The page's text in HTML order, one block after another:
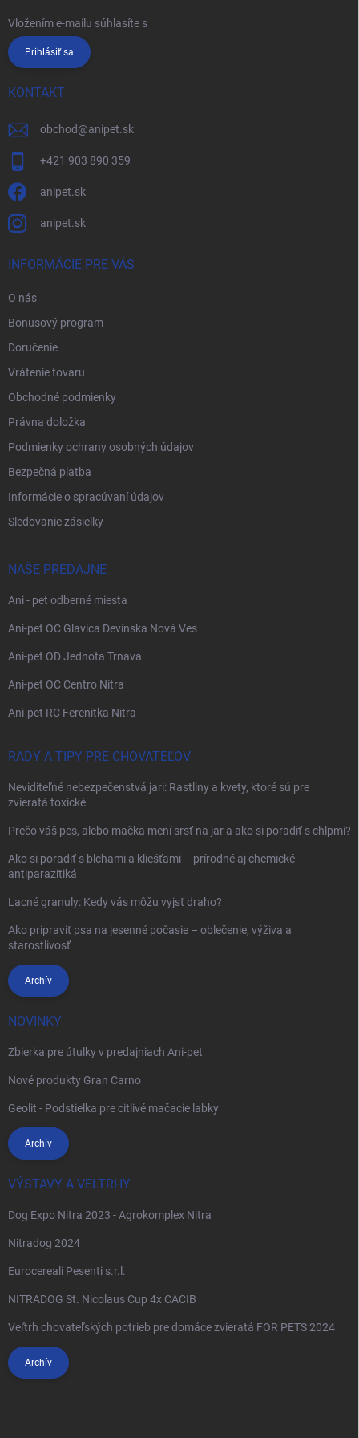
Vložením e-mailu súhlasíte s
Prihlásiť sa
KONTAKT
obchod@anipet.sk
+421 903 890 359
anipet.sk
anipet.sk
INFORMÁCIE PRE VÁS
O nás
Bonusový program
Doručenie
Vrátenie tovaru
Obchodné podmienky
Právna doložka
Podmienky ochrany osobných údajov
Bezpečná platba
Informácie o spracúvaní údajov
Sledovanie zásielky
NAŠE PREDAJNE
Ani - pet odberné miesta
Ani-pet OC Glavica Devínska Nová Ves
Ani-pet OD Jednota Trnava
Ani-pet OC Centro Nitra
Ani-pet RC Ferenitka Nitra
RADY A TIPY PRE CHOVATEĽOV
Neviditeľné nebezpečenstvá jari: Rastliny a kvety, ktoré sú pre
zvieratá toxické
Prečo váš pes, alebo mačka mení srsť na jar a ako si poradiť s chlpmi?
Ako si poradiť s blchami a kliešťami – prírodné aj chemické
antiparazitiká
Lacné granuly: Kedy vás môžu vyjsť draho?
Ako pripraviť psa na jesenné počasie – oblečenie, výživa a
starostlivosť
Archív
NOVINKY
Zbierka pre útulky v predajniach Ani-pet
Nové produkty Gran Carno
Geolit - Podstielka pre citlivé mačacie labky
Archív
VÝSTAVY A VELTRHY
Dog Expo Nitra 2023 - Agrokomplex Nitra
Nitradog 2024
Eurocereali Pesenti s.r.l.
NITRADOG St. Nicolaus Cup 4x CACIB
Veľtrh chovateľských potrieb pre domáce zvieratá FOR PETS 2024
Archív